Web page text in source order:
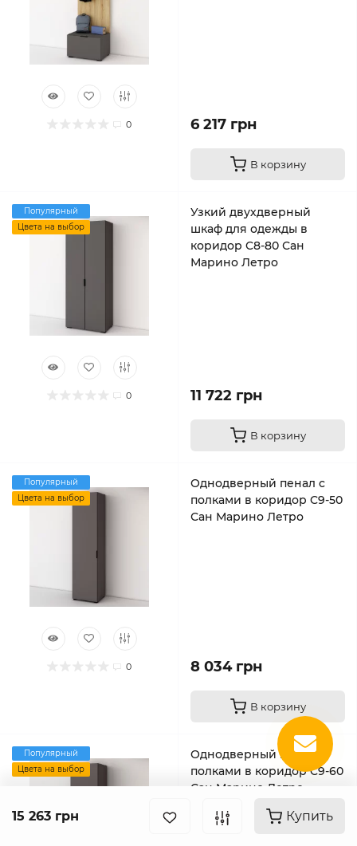
15 263 грн Купить
0 6 217 грн
В корзину
Популярный
Цвета на выбор
0
Узкий двухдверный
шкаф для одежды в
коридор C8-80 Сан
Марино Летро
11 722 грн
В корзину
Популярный
Цвета на выбор
0
Однодверный пенал с
полками в коридор C9-50
Сан Марино Летро
8 034 грн
В корзину
Популярный
Цвета на выбор
Однодверный пенал с
полками в коридор C9-60
Сан Марино Летро